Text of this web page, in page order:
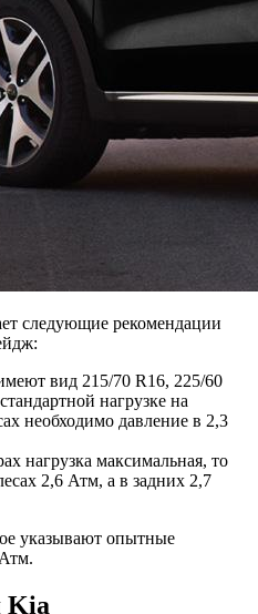
следующие рекомендации
вид 215/70 R16, 225/60
нагрузке на
необходимо давление в 2,3
нагрузка максимальная, то
2,6 Атм, а в задних 2,7
указывают опытные
Kia